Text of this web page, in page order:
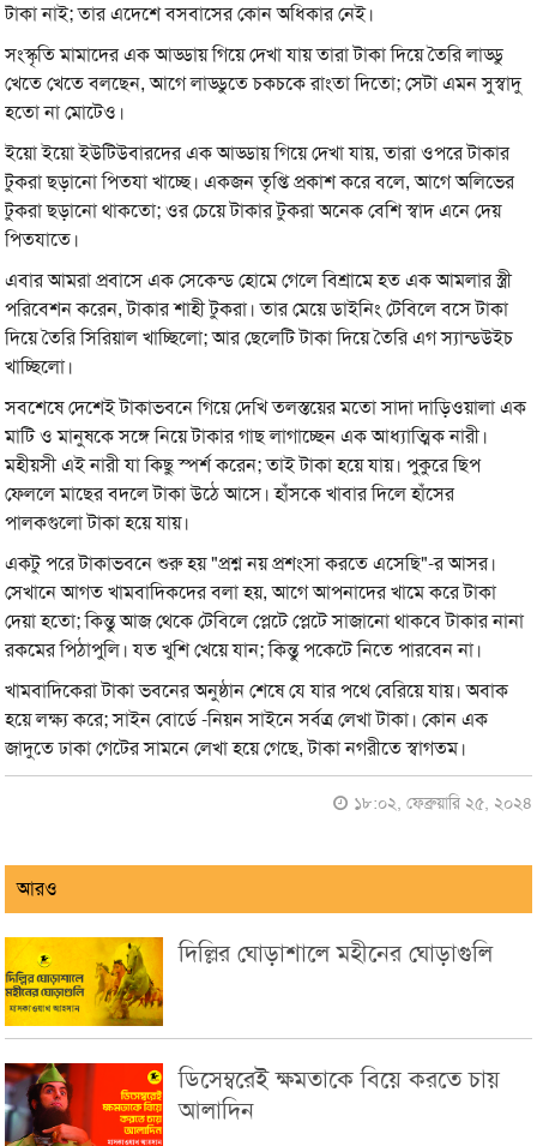
টাকা নাই; তার এদেশে বসবাসের কোন অধিকার নেই।
সংস্কৃতি মামাদের এক আড্ডায় গিয়ে দেখা যায় তারা টাকা দিয়ে তৈরি লাড্ডু
খেতে খেতে বলছেন, আগে লাড্ডুতে চকচকে রাংতা দিতো; সেটা এমন সুস্বাদু
হতো না মোটেও।
ইয়ো ইয়ো ইউটিউবারদের এক আড্ডায় গিয়ে দেখা যায়, তারা ওপরে টাকার
টুকরা ছড়ানো পিতযা খাচ্ছে। একজন তৃপ্তি প্রকাশ করে বলে, আগে অলিভের
টুকরা ছড়ানো থাকতো; ওর চেয়ে টাকার টুকরা অনেক বেশি স্বাদ এনে দেয়
পিতযাতে।
এবার আমরা প্রবাসে এক সেকেন্ড হোমে গেলে বিশ্রামে হত এক আমলার স্ত্রী
পরিবেশন করেন, টাকার শাহী টুকরা। তার মেয়ে ডাইনিং টেবিলে বসে টাকা
দিয়ে তৈরি সিরিয়াল খাচ্ছিলো; আর ছেলেটি টাকা দিয়ে তৈরি এগ স্যান্ডউইচ
খাচ্ছিলো।
সবশেষে দেশেই টাকাভবনে গিয়ে দেখি তলস্তয়ের মতো সাদা দাড়িওয়ালা এক
মাটি ও মানুষকে সঙ্গে নিয়ে টাকার গাছ লাগাচ্ছেন এক আধ্যাত্মিক নারী।
মহীয়সী এই নারী যা কিছু স্পর্শ করেন; তাই টাকা হয়ে যায়। পুকুরে ছিপ
ফেললে মাছের বদলে টাকা উঠে আসে। হাঁসকে খাবার দিলে হাঁসের
পালকগুলো টাকা হয়ে যায়।
একটু পরে টাকাভবনে শুরু হয় "প্রশ্ন নয় প্রশংসা করতে এসেছি"-র আসর।
সেখানে আগত খামবাদিকদের বলা হয়, আগে আপনাদের খামে করে টাকা
দেয়া হতো; কিন্তু আজ থেকে টেবিলে প্লেটে প্লেটে সাজানো থাকবে টাকার নানা
রকমের পিঠাপুলি। যত খুশি খেয়ে যান; কিন্তু পকেটে নিতে পারবেন না।
খামবাদিকেরা টাকা ভবনের অনুষ্ঠান শেষে যে যার পথে বেরিয়ে যায়। অবাক
হয়ে লক্ষ্য করে; সাইন বোর্ডে -নিয়ন সাইনে সর্বত্র লেখা টাকা। কোন এক
জাদুতে ঢাকা গেটের সামনে লেখা হয়ে গেছে, টাকা নগরীতে স্বাগতম।
১৮:০২, ফেব্রুয়ারি ২৫, ২০২৪
আরও
দিল্লির ঘোড়াশালে মহীনের ঘোড়াগুলি
ডিসেম্বরেই ক্ষমতাকে বিয়ে করতে চায়
আলাদিন